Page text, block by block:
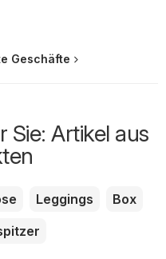
Geschäfte
Sie: Artikel aus
Leggings
Box